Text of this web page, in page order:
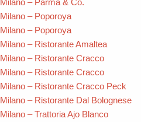
Milano – Poporoya
Milano – Poporoya
Milano – Ristorante Amaltea
Milano – Ristorante Cracco
Milano – Ristorante Cracco
Milano – Ristorante Cracco Peck
Milano – Ristorante Dal Bolognese
Milano – Trattoria Ajo Blanco